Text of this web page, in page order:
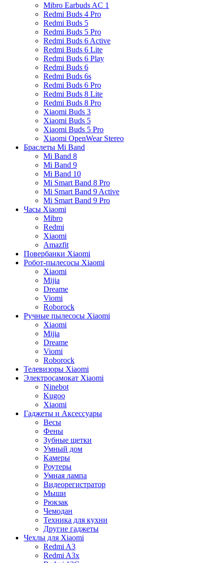
Mibro Earbuds AC 1
Redmi Buds 4 Pro
Redmi Buds 5
Redmi Buds 5 Pro
Redmi Buds 6 Active
Redmi Buds 6 Lite
Redmi Buds 6 Play
Redmi Buds 6
Redmi Buds 6s
Redmi Buds 6 Pro
Redmi Buds 8 Lite
Redmi Buds 8 Pro
Xiaomi Buds 3
Xiaomi Buds 5
Xiaomi Buds 5 Pro
Xiaomi OpenWear Stereo
Браслеты Mi Band
Mi Band 8
Mi Band 9
Mi Band 10
Mi Smart Band 8 Pro
Mi Smart Band 9 Active
Mi Smart Band 9 Pro
Часы Xiaomi
Mibro
Redmi
Xiaomi
Amazfit
Повербанки Xiaomi
Робот-пылесосы Xiaomi
Xiaomi
Mijia
Dreame
Viomi
Roborock
Ручные пылесосы Xiaomi
Xiaomi
Mijia
Dreame
Viomi
Roborock
Телевизоры Xiaomi
Электросамокат Xiaomi
Ninebot
Kugoo
Xiaomi
Гаджеты и Аксессуары
Весы
Фены
Зубные щетки
Умный дом
Камеры
Роутеры
Умная лампа
Видеорегистратор
Мыши
Рюкзак
Чемодан
Техника для кухни
Другие гаджеты
Чехлы для Xiaomi
Redmi A3
Redmi A3x